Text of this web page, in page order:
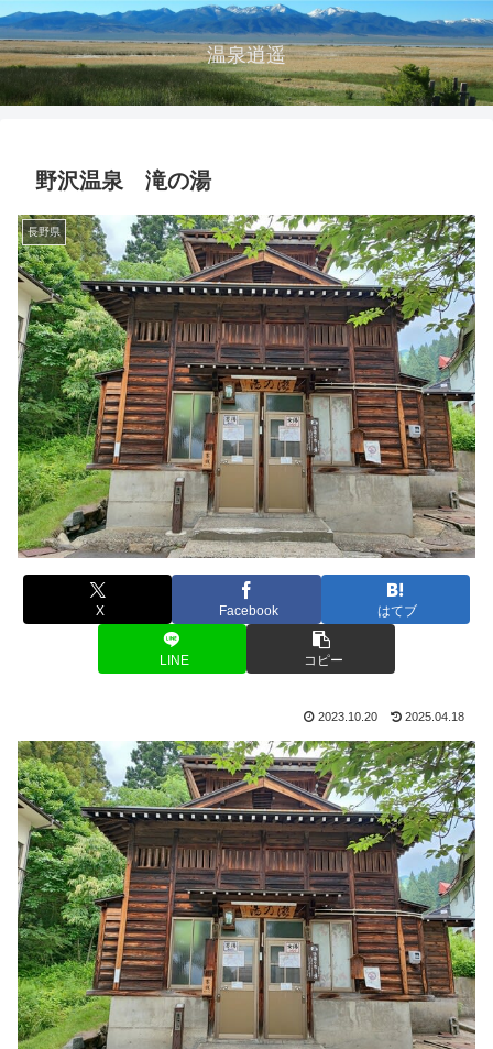
温泉逍遥
野沢温泉 滝の湯
長野県
X Facebook はてブ
LINE コピー
2023.10.20 2025.04.18